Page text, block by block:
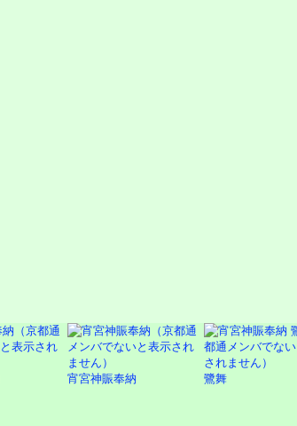
宵宮神賑奉納 鷺舞